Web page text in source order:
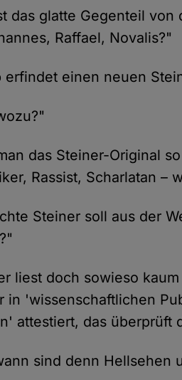
das glatte Gegenteil
Raffael, Novalis?"
erfindet einen neuen
das Steiner-Original
Rassist, Scharlatan –
Steiner soll aus der
liest doch sowieso
in 'wissenschaftlichen
attestiert, das überprüft
sind denn Hellsehen